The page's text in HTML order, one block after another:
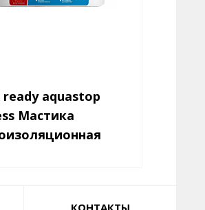
ready aquastop
Мастика
КОНТАКТЫ